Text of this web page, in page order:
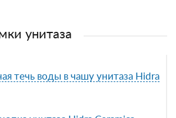
унитаза
течь воды в чашу унитаза Hidra